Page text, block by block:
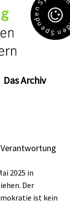
Das Archiv
S
p
e
n
d
e
n
S
e
n
2025 in
Der
ist kein